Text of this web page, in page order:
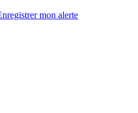
mon alerte